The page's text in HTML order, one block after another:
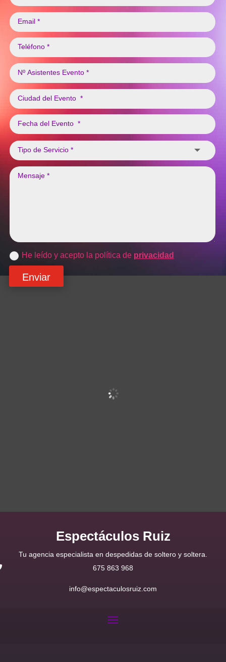
He leído y acepto la política de privacidad
Enviar
Espectáculos Ruiz
Tu agencia especialista en despedidas de soltero y soltera.
675 863 968
info@espectaculosruiz.com